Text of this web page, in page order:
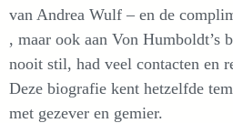
van Andrea Wulf – en de
, maar ook aan Von Humboldt’s
nooit stil, had veel contacten en
Deze biografie kent hetzelfde
met gezever en gemier.